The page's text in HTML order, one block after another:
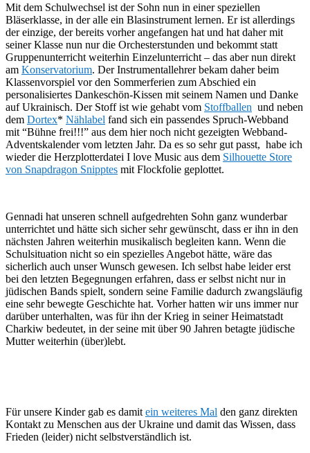
Mit dem Schulwechsel ist der Sohn nun in einer speziellen
Bläserklasse, in der alle ein Blasinstrument lernen. Er ist allerdings
der einzige, der bereits vorher angefangen hat und hat daher mit
seiner Klasse nun nur die Orchesterstunden und bekommt statt
Gruppenunterricht weiterhin Einzelunterricht – das aber nun direkt
am Konservatorium. Der Instrumentallehrer bekam daher beim
Klassenvorspiel vor den Sommerferien zum Abschied ein
personalisiertes Dankeschön-Kissen mit seinem Namen und Danke
auf Ukrainisch. Der Stoff ist wie gehabt vom Stoffballen und neben
dem Dortex* Nählabel fand sich ein passendes Spruch-Webband
mit “Bühne frei!!!” aus dem hier noch nicht gezeigten Webband-
Adventskalender vom letzten Jahr. Da es so sehr gut passt, habe ich
wieder die Herzplotterdatei I love Music aus dem Silhouette Store
von Snapdragon Snipptes mit Flockfolie geplottet.
Gennadi hat unseren schnell aufgedrehten Sohn ganz wunderbar
unterrichtet und hätte sich sicher sehr gewünscht, dass er ihn in den
nächsten Jahren weiterhin musikalisch begleiten kann. Wenn die
Schulsituation nicht so ein spezielles Angebot hätte, wäre das
sicherlich auch unser Wunsch gewesen. Ich selbst habe leider erst
bei den letzten Begegnungen erfahren, dass er selbst nicht nur in
jüdischen Bands spielt, sondern seine Familie dadurch zwangsläufig
eine sehr bewegte Geschichte hat. Vorher hatten wir uns immer nur
darüber unterhalten, was für ihn der Krieg in seiner Heimatstadt
Charkiw bedeutet, in der seine mit über 90 Jahren betagte jüdische
Mutter weiterhin (über)lebt.
Für unsere Kinder gab es damit ein weiteres Mal den ganz direkten
Kontakt zu Menschen aus der Ukraine und damit das Wissen, dass
Frieden (leider) nicht selbstverständlich ist.